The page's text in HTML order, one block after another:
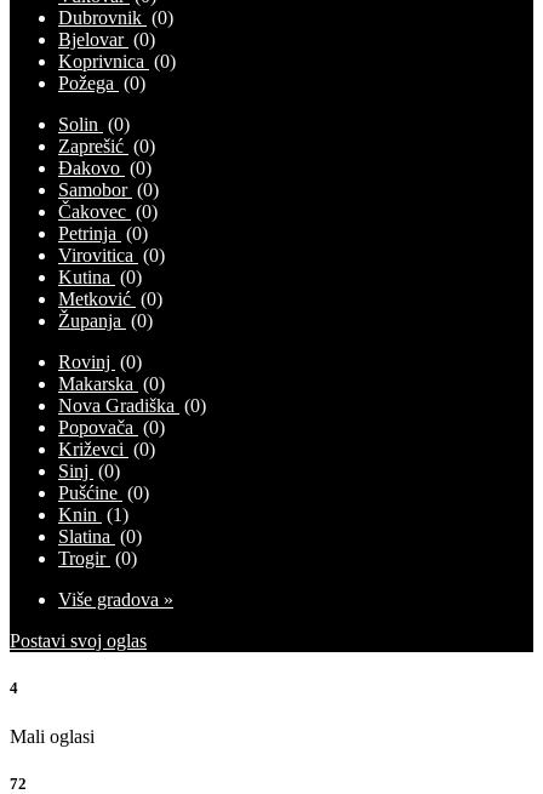
Dubrovnik (0)
Bjelovar (0)
Koprivnica (0)
Požega (0)
Solin (0)
Zaprešić (0)
Đakovo (0)
Samobor (0)
Čakovec (0)
Petrinja (0)
Virovitica (0)
Kutina (0)
Metković (0)
Županja (0)
Rovinj (0)
Makarska (0)
Nova Gradiška (0)
Popovača (0)
Križevci (0)
Sinj (0)
Pušćine (0)
Knin (1)
Slatina (0)
Trogir (0)
Više gradova »
Postavi svoj oglas
4
Mali oglasi
72